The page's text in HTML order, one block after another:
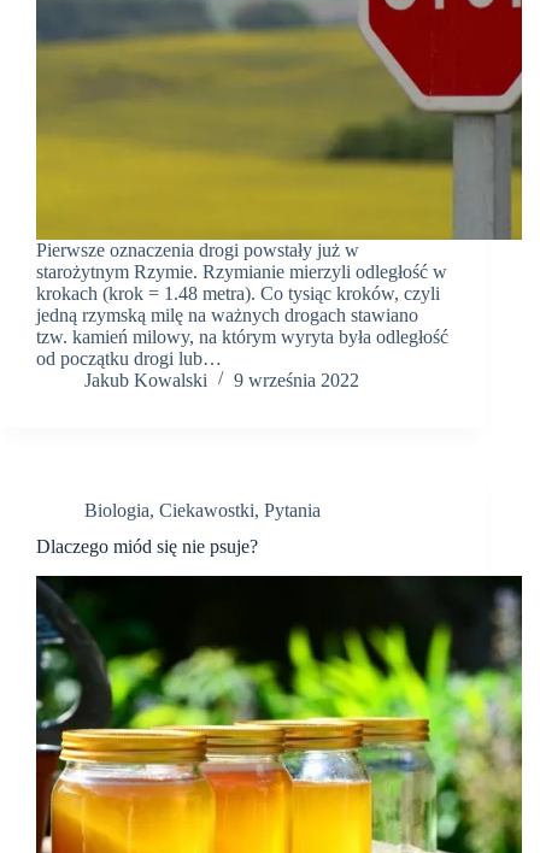
Pierwsze oznaczenia drogi powstały już w
starożytnym Rzymie. Rzymianie mierzyli odległość w
krokach (krok = 1.48 metra). Co tysiąc kroków, czyli
jedną rzymską milę na ważnych drogach stawiano
tzw. kamień milowy, na którym wyryta była odległość
od początku drogi lub…
Jakub Kowalski
9 września 2022
Biologia, Ciekawostki, Pytania
Dlaczego miód się nie psuje?